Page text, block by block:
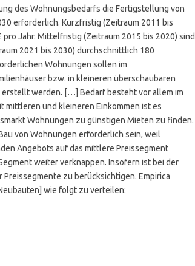
des Wohnungsbedarfs die Fertigstellung von
erforderlich. Kurzfristig (Zeitraum 2011 bis
Jahr. Mittelfristig (Zeitraum 2015 bis 2020) sind
2021 bis 2030) durchschnittlich 180
Wohnungen sollen im
bzw. in kleineren überschaubaren
erstellt werden. […] Bedarf besteht vor allem im
mittleren und kleineren Einkommen ist es
Wohnungen zu günstigen Mieten zu finden.
von Wohnungen erforderlich sein, weil
Angebots auf das mittlere Preissegment
weiter verknappen. Insofern ist bei der
zu berücksichtigen. Empirica
wie folgt zu verteilen: